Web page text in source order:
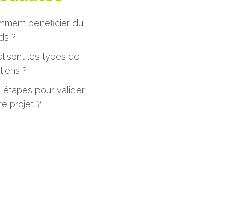
bénéficier du
?
sont les types de
?
étapes pour valider
projet ?